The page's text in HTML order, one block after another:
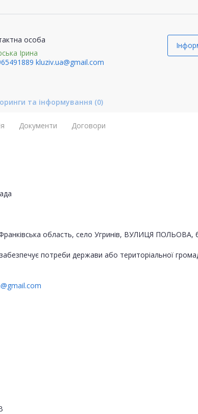
особа
Ірина
kluziv.ua@gmail.com
та інформування (0)
Документи Договори
область, село Угринів, ВУЛИЦЯ ПОЛЬОВА,
потреби держави або територіальної